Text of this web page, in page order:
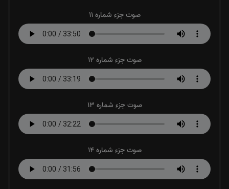
صوت جزء شماره 11
صوت جزء شماره 12
صوت جزء شماره 13
صوت جزء شماره 14